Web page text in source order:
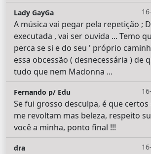
Lady GayGa
A música vai pegar pela repetição ;
executada , vai ser ouvida ... Temo
perca se si e do seu ' próprio
essa obcessão ( desnecessária ) de
tudo que nem Madonna ...
Fernando p/ Edu
Se fui grosso desculpa, é que
me revoltam mas beleza, respeito
você a minha, ponto final !!!
dra